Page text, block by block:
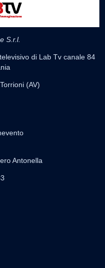
S.r.l.
di Lab Tv canale 84
(AV)
Antonella